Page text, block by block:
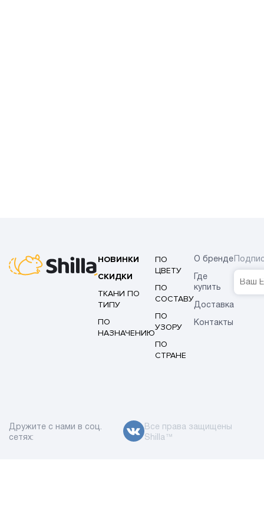
НОВИНКИ
СКИДКИ
ТКАНИ ПО
ТИПУ
ПО
НАЗНАЧЕНИЮ
ПО
ЦВЕТУ
ПО
СОСТАВУ
ПО
УЗОРУ
ПО
СТРАНЕ
О бренде
Где
купить
Доставка
Контакты
Дружите с нами в соц.
сетях:
Все права защищены
Shilla™